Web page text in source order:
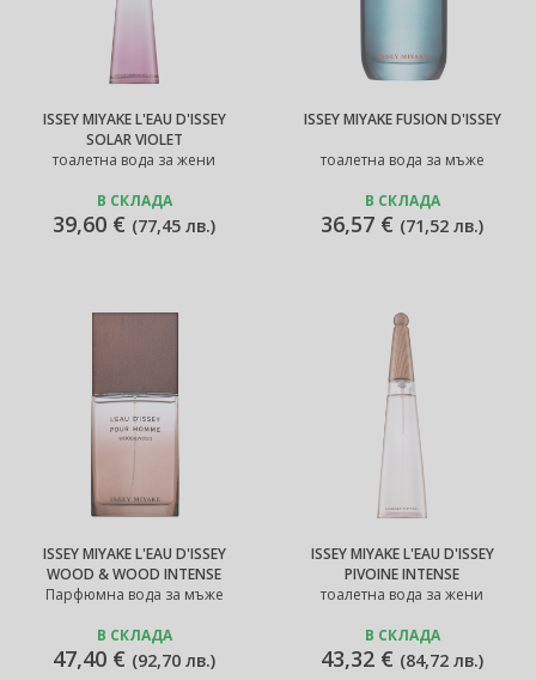
ISSEY MIYAKE L'EAU D'ISSEY
SOLAR VIOLET
тоалетна вода за жени
В СКЛАДА
39,60 € (77,45 лв.)
ISSEY MIYAKE FUSION D'ISSEY
тоалетна вода за мъже
В СКЛАДА
36,57 € (71,52 лв.)
ISSEY MIYAKE L'EAU D'ISSEY
WOOD & WOOD INTENSE
Парфюмна вода за мъже
В СКЛАДА
47,40 € (92,70 лв.)
ISSEY MIYAKE L'EAU D'ISSEY
PIVOINE INTENSE
тоалетна вода за жени
В СКЛАДА
43,32 € (84,72 лв.)